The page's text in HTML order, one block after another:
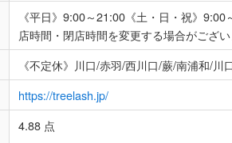
《平日》9:00～21:00《土・日・祝》
店時間・閉店時間を変更する場合がござ
《不定休》川口/赤羽/西川口/蕨/南浦和/川
https://treelash.jp/
4.88 点